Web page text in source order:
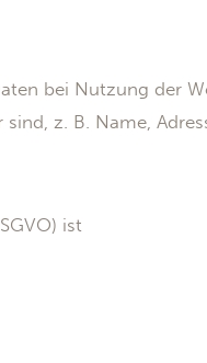
bei Nutzung der
z. B. Name,
ist